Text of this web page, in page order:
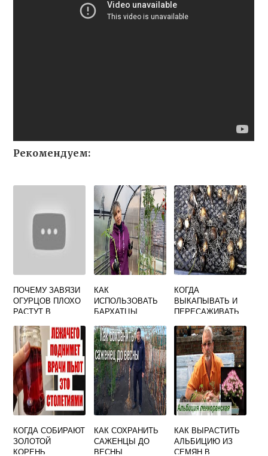
Рекомендуем:
ПОЧЕМУ ЗАВЯЗИ
ОГУРЦОВ ПЛОХО
РАСТУТ В
ЭТИМ БОРОТЬСЯ
КАК
ИСПОЛЬЗОВАТЬ
БАРХАТЦЫ
КАЧЕСТВЕ
УДОБРЕНИЯ НА
ОГОРОДЕ
КОГДА
ВЫКАПЫВАТЬ И
ПЕРЕСАЖИВАТЬ
КОГДА СОБИРАЮТ
ЗОЛОТОЙ
КОРЕНЬ
КАК СОХРАНИТЬ
САЖЕНЦЫ ДО
ВЕСНЫ
КАК ВЫРАСТИТЬ
АЛЬБИЦИЮ ИЗ
СЕМЯН В